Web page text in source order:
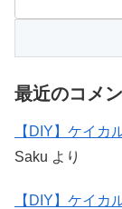
最近のコメ
【DIY】ケイカ
Saku より
【DIY】ケイカ